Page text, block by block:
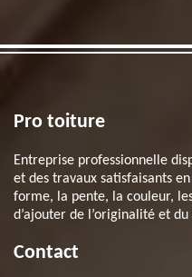
Pro toiture
Entreprise professionnelle
et des travaux satisfaisants
forme, la pente, la couleur,
d’ajouter de l’originalité et
Contact